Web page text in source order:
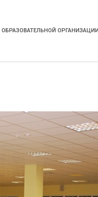
ОБРАЗОВАТЕЛЬНОЙ ОРГАНИЗАЦИИ